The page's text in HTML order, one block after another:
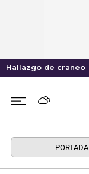
Hallazgo de craneo
PORTADA